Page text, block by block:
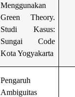
Menggunakan
Green Theory.
Studi Kasus:
Sungai Code
Kota Yogyakarta
Pengaruh
Ambiguitas